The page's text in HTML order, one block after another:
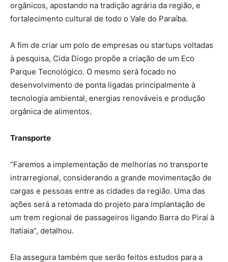
orgânicos, apostando na tradição agrária da região, e
fortalecimento cultural de todo o Vale do Paraíba.
A fim de criar um polo de empresas ou startups voltadas
à pesquisa, Cida Diogo propõe a criação de um Eco
Parque Tecnológico. O mesmo será focado no
desenvolvimento de ponta ligadas principalmente à
tecnologia ambiental, energias renováveis e produção
orgânica de alimentos.
Transporte
“Faremos a implementação de melhorias no transporte
intrarregional, considerando a grande movimentação de
cargas e pessoas entre as cidades da região. Uma das
ações será a retomada do projeto para implantação de
um trem regional de passageiros ligando Barra do Piraí à
Itatiaia”, detalhou.
Ela assegura também que serão feitos estudos para a